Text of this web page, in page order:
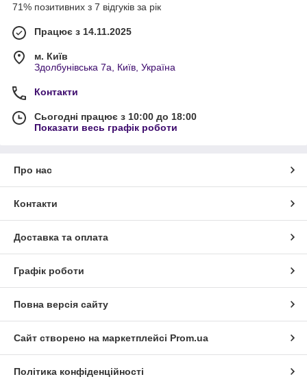
прямиком с завода-изготовителя.
71% позитивних з 7 відгуків за рік
Працює з 14.11.2025
м. Київ
Здолбунівська 7а, Київ, Україна
Контакти
Сьогодні працює з 10:00 до 18:00
Показати весь графік роботи
Про нас
Контакти
Доставка та оплата
Графік роботи
Повна версія сайту
Сайт створено на маркетплейсі Prom.ua
Політика конфіденційності